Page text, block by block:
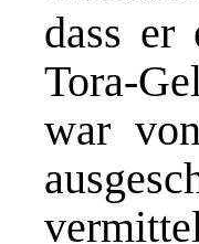
dass er
Tora-
war